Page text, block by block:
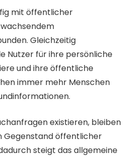
mit öffentlicher
Gleichzeitig
Nutzer für ihre persönliche
und ihre öffentliche
immer mehr Menschen
existieren, bleiben
Gegenstand öffentlicher
steigt das allgemeine